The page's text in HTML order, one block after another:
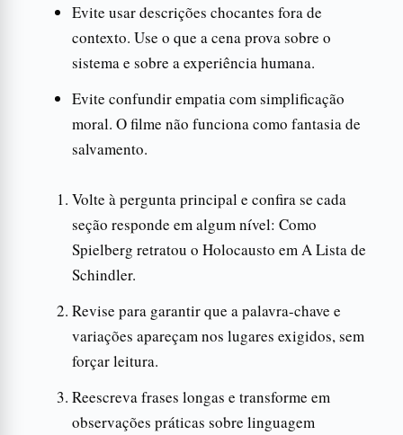
Evite usar descrições chocantes fora de
contexto. Use o que a cena prova sobre o
sistema e sobre a experiência humana.
Evite confundir empatia com simplificação
moral. O filme não funciona como fantasia de
salvamento.
Volte à pergunta principal e confira se cada
seção responde em algum nível: Como
Spielberg retratou o Holocausto em A Lista de
Schindler.
Revise para garantir que a palavra-chave e
variações apareçam nos lugares exigidos, sem
forçar leitura.
Reescreva frases longas e transforme em
observações práticas sobre linguagem